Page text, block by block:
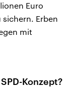
Euro
Erben
mit
Konzept?